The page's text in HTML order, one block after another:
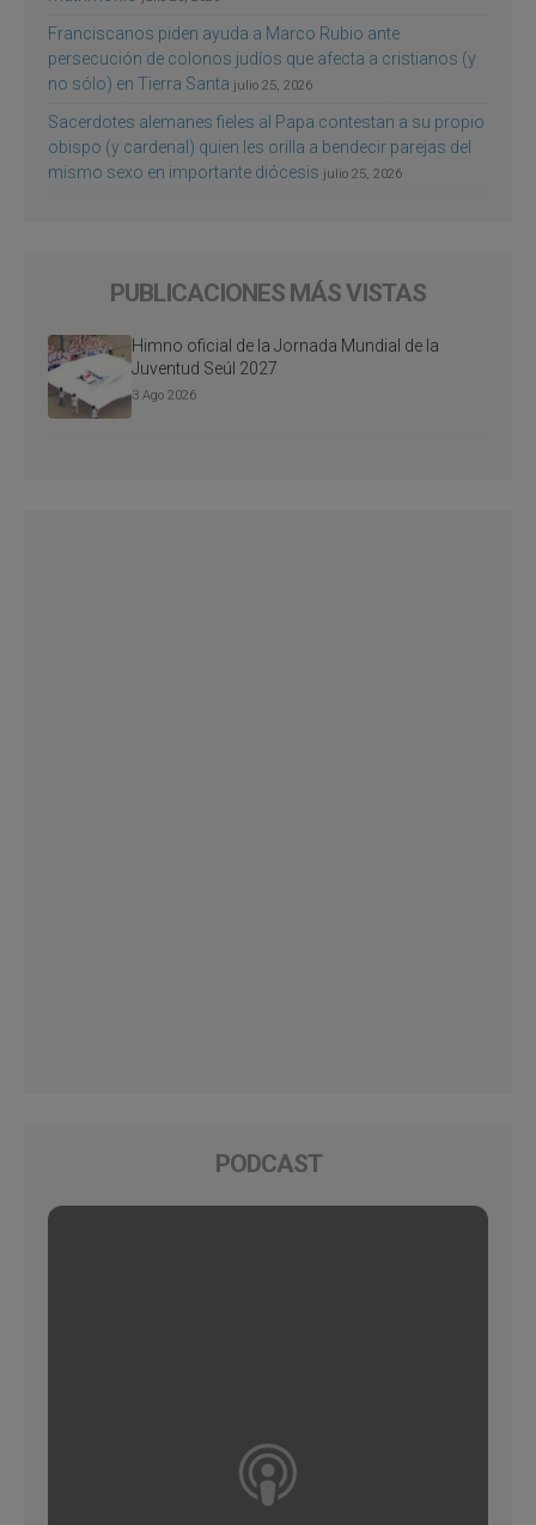
Franciscanos piden ayuda a Marco Rubio ante
persecución de colonos judíos que afecta a cristianos (y
no sólo) en Tierra Santa julio 25, 2026
Sacerdotes alemanes fieles al Papa contestan a su propio
obispo (y cardenal) quien les orilla a bendecir parejas del
mismo sexo en importante diócesis julio 25, 2026
PUBLICACIONES MÁS VISTAS
Himno oficial de la Jornada Mundial de la
Juventud Seúl 2027
3 Ago 2026
PODCAST